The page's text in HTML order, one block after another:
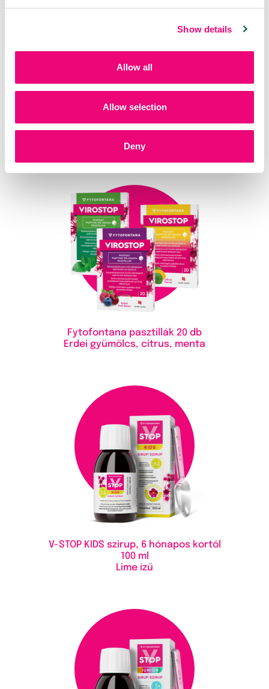
Show details
Allow all
Allow selection
Deny
VIROSTOP Orrspray
Fytofontana pasztillák 20 db
Erdei gyümölcs, citrus, menta
V-STOP KIDS szirup, 6 hónapos kortól
100 ml
Lime ízű